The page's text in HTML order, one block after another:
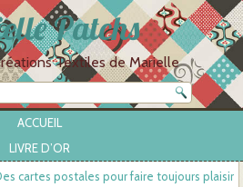
Patchs
Textiles de Marielle
ACCUEIL
LIVRE D’OR
cartes postales pour faire toujours plaisir